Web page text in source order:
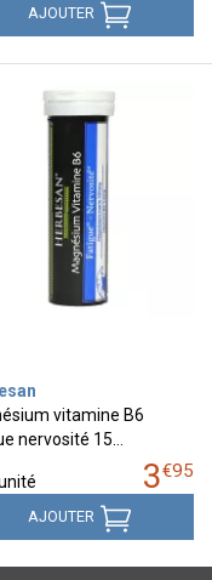
AJOUTER
vitamine B6
nervosité 15…
3€95
AJOUTER